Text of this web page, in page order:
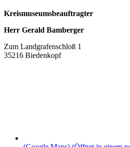
Kreismuseumsbeauftragter
Herr Gerald Bamberger
Zum Landgrafenschloß 1
35216 Biedenkopf